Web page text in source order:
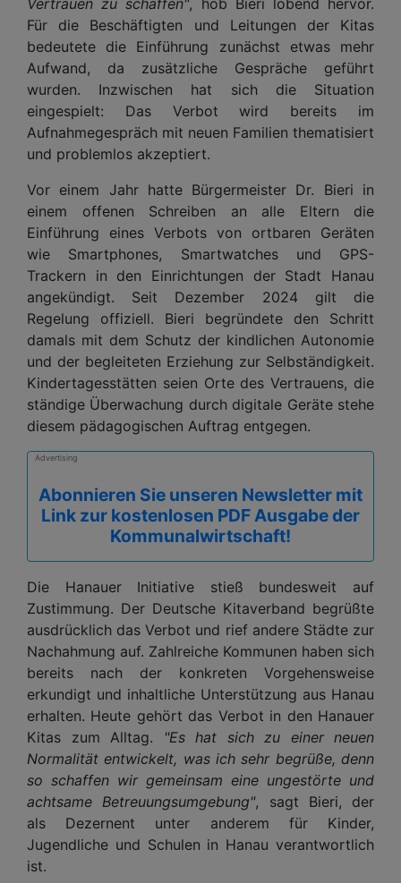
Für die Beschäftigten und Leitungen der Kitas
bedeutete die Einführung zunächst etwas mehr
Aufwand, da zusätzliche Gespräche geführt
wurden. Inzwischen hat sich die Situation
eingespielt: Das Verbot wird bereits im
Aufnahmegespräch mit neuen Familien thematisiert
und problemlos akzeptiert.
Vor einem Jahr hatte Bürgermeister Dr. Bieri in
einem offenen Schreiben an alle Eltern die
Einführung eines Verbots von ortbaren Geräten
wie Smartphones, Smartwatches und GPS-
Trackern in den Einrichtungen der Stadt Hanau
angekündigt. Seit Dezember 2024 gilt die
Regelung offiziell. Bieri begründete den Schritt
damals mit dem Schutz der kindlichen Autonomie
und der begleiteten Erziehung zur Selbständigkeit.
Kindertagesstätten seien Orte des Vertrauens, die
ständige Überwachung durch digitale Geräte stehe
diesem pädagogischen Auftrag entgegen.
Advertising
Abonnieren Sie unseren Newsletter mit
Link zur kostenlosen PDF Ausgabe der
Kommunalwirtschaft!
Die Hanauer Initiative stieß bundesweit auf
Zustimmung. Der Deutsche Kitaverband begrüßte
ausdrücklich das Verbot und rief andere Städte zur
Nachahmung auf. Zahlreiche Kommunen haben sich
bereits nach der konkreten Vorgehensweise
erkundigt und inhaltliche Unterstützung aus Hanau
erhalten. Heute gehört das Verbot in den Hanauer
Kitas zum Alltag.
"Es hat sich zu einer neuen
Normalität entwickelt, was ich sehr begrüße, denn
so schaffen wir gemeinsam eine ungestörte und
achtsame Betreuungsumgebung", sagt Bieri, der
als Dezernent unter anderem für Kinder,
Jugendliche und Schulen in Hanau verantwortlich
ist.